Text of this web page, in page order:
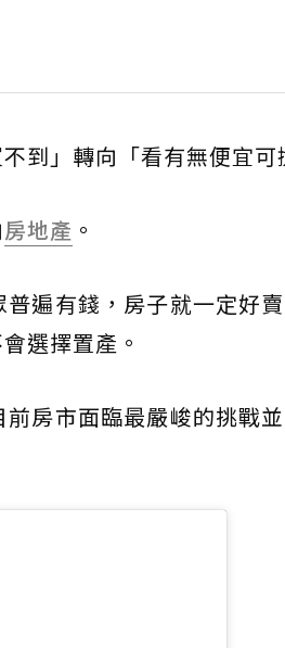
到」轉向「看有無便宜可
房地產 。
遍有錢，房子就一定好
選擇置產。
房市面臨最嚴峻的挑戰